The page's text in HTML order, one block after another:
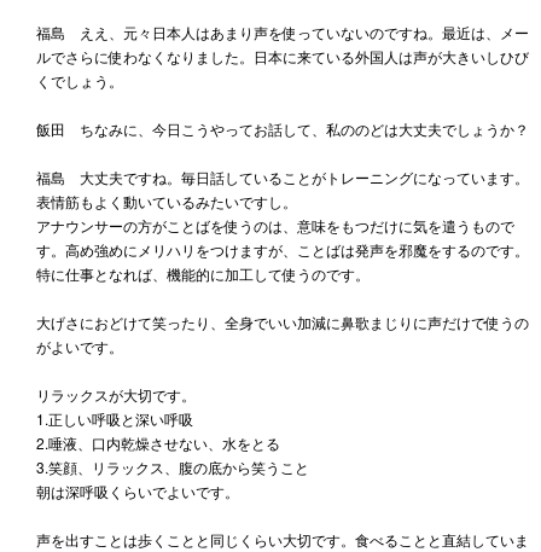
福島 ええ、元々日本人はあまり声を使っていないのですね。最近は、メー
ルでさらに使わなくなりました。日本に来ている外国人は声が大きいしひび
くでしょう。
飯田 ちなみに、今日こうやってお話して、私ののどは大丈夫でしょうか？
福島 大丈夫ですね。毎日話していることがトレーニングになっています。
表情筋もよく動いているみたいですし。
アナウンサーの方がことばを使うのは、意味をもつだけに気を遣うもので
す。高め強めにメリハリをつけますが、ことばは発声を邪魔をするのです。
特に仕事となれば、機能的に加工して使うのです。
大げさにおどけて笑ったり、全身でいい加減に鼻歌まじりに声だけで使うの
がよいです。
リラックスが大切です。
1.正しい呼吸と深い呼吸
2.唾液、口内乾燥させない、水をとる
3.笑顔、リラックス、腹の底から笑うこと
朝は深呼吸くらいでよいです。
声を出すことは歩くことと同じくらい大切です。食べることと直結していま